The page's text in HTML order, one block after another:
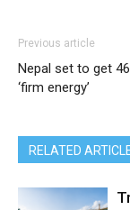
Previous article
Nepal set to get
‘firm energy’
RELATED